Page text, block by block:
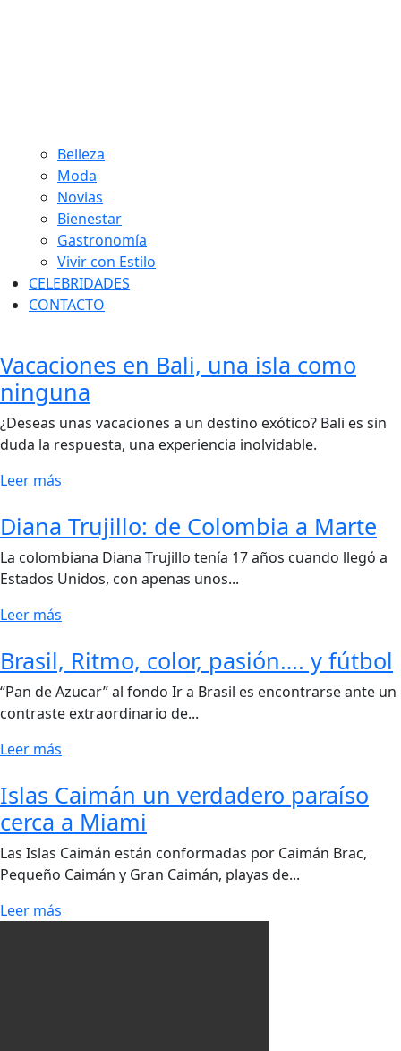
Belleza
Moda
Novias
Bienestar
Gastronomía
Vivir con Estilo
CELEBRIDADES
CONTACTO
Vacaciones en Bali, una isla como
ninguna
¿Deseas unas vacaciones a un destino exótico? Bali es sin
duda la respuesta, una experiencia inolvidable.
Leer más
Diana Trujillo: de Colombia a Marte
La colombiana Diana Trujillo tenía 17 años cuando llegó a
Estados Unidos, con apenas unos...
Leer más
Brasil, Ritmo, color, pasión…. y fútbol
“Pan de Azucar” al fondo Ir a Brasil es encontrarse ante un
contraste extraordinario de...
Leer más
Islas Caimán un verdadero paraíso
cerca a Miami
Las Islas Caimán están conformadas por Caimán Brac,
Pequeño Caimán y Gran Caimán, playas de...
Leer más